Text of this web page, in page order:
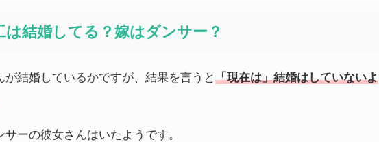
は結婚してる？嫁はダンサー？
が結婚しているかですが、結果を言うと「現在は」結婚はしていないよ
サーの彼女さんはいたようです。